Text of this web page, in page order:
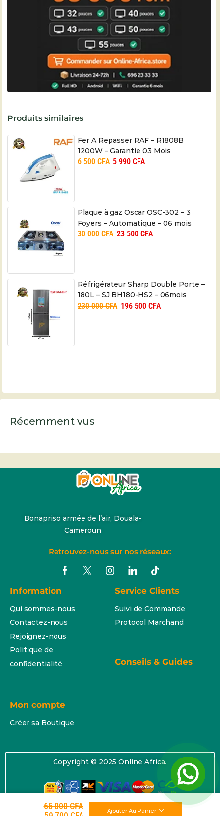
65 000CFA
Ajouter Au Panier
Produits similaires
Fer A Repasser RAF – R1808B
1200W – Garantie 03 Mois
6 500CFA 5 990 CFA
Plaque à gaz Oscar OSC-302 – 3
Foyers – Automatique – 06 mois
30 000CFA 23 500 CFA
Réfrigérateur Sharp Double Porte –
180L – SJ BH180-HS2 – 06mois
230 000CFA 196 500 CFA
Récemment vus
Bonapriso armée de l’air, Douala-
Cameroun
Retrouvez-nous sur nos réseaux:
Information
Qui sommes-nous
Contactez-nous
Rejoignez-nous
Politique de
confidentialité
Service Clients
Suivi de Commande
Protocol Marchand
Conseils & Guides
Mon compte
Créer sa Boutique
Copyright © 2025 Online Africa.